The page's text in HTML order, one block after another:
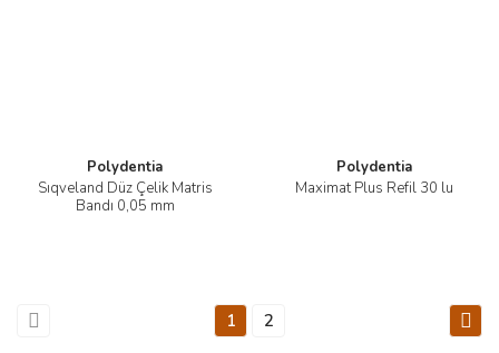
Polydentia
Sıqveland Düz Çelik Matris
Bandı 0,05 mm
Polydentia
Maximat Plus Refil 30 lu
1 2